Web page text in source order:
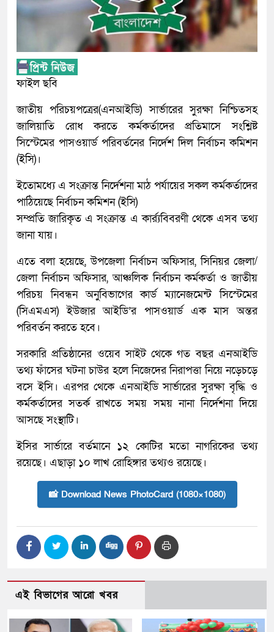
ফাইল ছবি
জাতীয় পরিচয়পত্রের(এনআইডি) সার্ভারের সুরক্ষা নিশ্চিতসহ
জালিয়াতি রোধ করতে কর্মকর্তাদের প্রতিমাসে সংশ্লিষ্ট
সিস্টেমের পাসওয়ার্ড পরিবর্তনের নির্দেশ দিল নির্বাচন কমিশন
(ইসি)।
ইতোমধ্যে এ সংক্রান্ত নির্দেশনা মাঠ পর্যায়ের সকল কর্মকর্তাদের
পাঠিয়েছে নির্বাচন কমিশন (ইসি)
সম্প্রতি জারিকৃত এ সংক্রান্ত এ কার্র্যবিবরণী থেকে এসব তথ্য
জানা যায়।
এতে বলা হয়েছে, উপজেলা নির্বাচন অফিসার, সিনিয়র জেলা/
জেলা নির্বাচন অফিসার, আঞ্চলিক নির্বাচন কর্মকর্তা ও জাতীয়
পরিচয় নিবন্ধন অনুবিভাগের কার্ড ম্যানেজমেন্ট সিস্টেমের
(সিএমএস) ইউজার আইডি’র পাসওয়ার্ড এক মাস অন্তর
পরিবর্তন করতে হবে।
সরকারি প্রতিষ্ঠানের ওয়েব সাইট থেকে গত বছর এনআইডি
তথ্য ফাঁসের ঘটনা চাউর হলে নিজেদের নিরাপত্তা নিয়ে নড়েচড়ে
বসে ইসি। এরপর থেকে এনআইডি সার্ভারের সুরক্ষা বৃদ্ধি ও
কর্মকর্তাদের সতর্ক রাখতে সময় সময় নানা নির্দেশনা দিয়ে
আসছে সংস্থাটি।
ইসির সার্ভারে বর্তমানে ১২ কোটির মতো নাগরিকের তথ্য
রয়েছে। এছাড়া ১০ লাখ রোহিঙ্গার তথ্যও রয়েছে।
📸 Download News PhotoCard (1080×1080)
এই বিভাগের আরো খবর